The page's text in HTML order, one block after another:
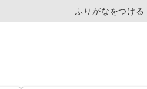
ふりがなをつける